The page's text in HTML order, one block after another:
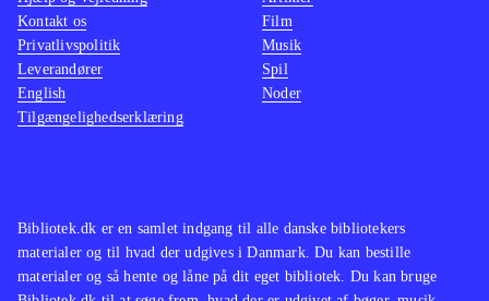
Bibliotek.dk er en samlet indgang til alle danske bibliotekers
materialer og til hvad der udgives i Danmark. Du kan bestille
materialer og så hente og låne på dit eget bibliotek. Du kan bruge
Kontakt os
Privatlivspolitik
Leverandører
English
Tilgængelighedserklæring
Film
Musik
Spil
Noder